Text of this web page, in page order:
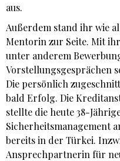
aus.
Außerdem stand ihr wie
Mentorin zur Seite. Mit
unter anderem
Vorstellungsgesprächen
Die persönlich
bald Erfolg. Die
stellte die heute 38-
Sicherheitsmanagement
bereits in der Türkei.
Ansprechpartnerin für